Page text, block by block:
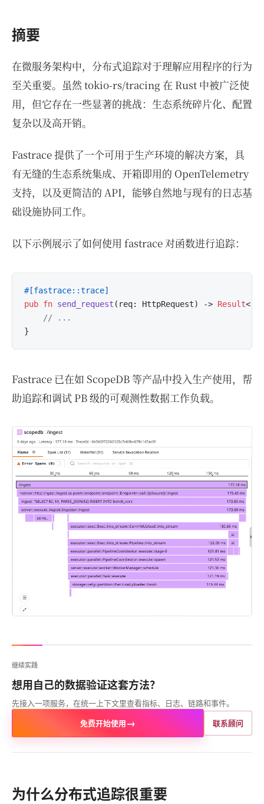
摘要
在微服务架构中，分布式追踪对于理解应用程序的行为
至关重要。虽然 tokio-rs/tracing 在 Rust 中被广泛使
用，但它存在一些显著的挑战：生态系统碎片化、配置
复杂以及高开销。
Fastrace 提供了一个可用于生产环境的解决方案，具
有无缝的生态系统集成、开箱即用的 OpenTelemetry
支持，以及更简洁的 API，能够自然地与现有的日志基
础设施协同工作。
以下示例展示了如何使用 fastrace 对函数进行追踪：
#[fastrace::trace]
pub fn send_request (req: HttpRequest) -> Result
// ...
Fastrace 已在如 ScopeDB 等产品中投入生产使用，帮
助追踪和调试 PB 级的可观测性数据工作负载。
继续实践
想用自己的数据验证这套方法？
先接入一项服务，在统一上下文里查看指标、日志、链路和事件。
免费开始使用→ 联系顾问
为什么分布式追踪很重要